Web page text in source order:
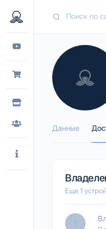
Данные
Еще 1
1